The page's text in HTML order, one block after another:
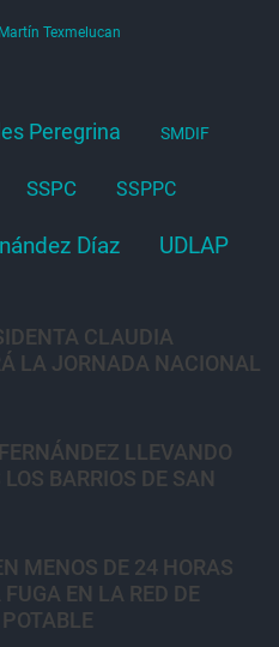
Texmelucan
Peregrina SMDIF
SSPC SSPPC
Díaz UDLAP
CLAUDIA
LA JORNADA NACIONAL
LLEVANDO
BARRIOS DE SAN
MENOS DE 24 HORAS
EN LA RED DE